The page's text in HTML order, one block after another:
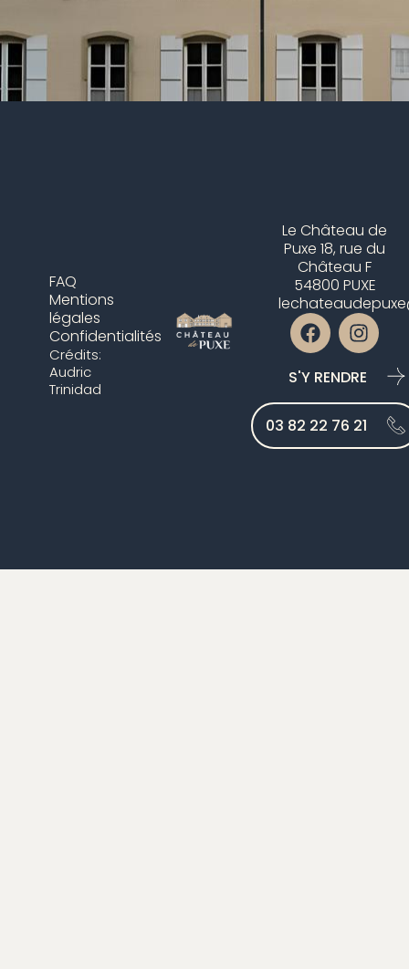
FAQ
Mentions
légales
Confidentialités
Crédits:
Audric
Trinidad
Le Château de
Puxe 18, rue du
Château F
54800 PUXE
S'Y RENDRE
F
a
e
b
o
o
I
n
t
a
g
r
03 82 22 76 21